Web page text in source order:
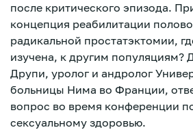
после критического эпизода.
концепция реабилитации
радикальной простатэктомии,
изучена, к другим популяциям?
Друпи, уролог и андролог
больницы Нима во Франции,
вопрос во время конференции
сексуальному здоровью.